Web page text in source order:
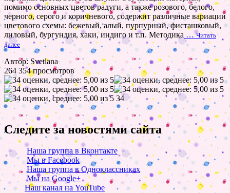
помимо основных цветов радуги, а также розового, белого,
черного, серого и коричневого, содержит различные вариации
цветового схемы: бежевый, алый, пурпурный, фисташковый,
лиловый, бургундия, хаки, индиго и т.п. Методика …Читать
далее
Автор: Svetlana
264 354 просмотров
34
Следите за новостями сайта
Наша группа в Вконтакте
Мы в Facebook
Наша группа в Одноклассниках
Мы на Google+
Наш канал на YouTube